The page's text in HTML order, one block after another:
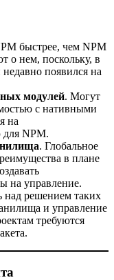
быстрее, чем NPM
о нем, поскольку, в
появился на
модулей. Могут
с нативными
на
NPM.
. Глобальное
в плане
на управление.
над решением таких
и управление
требуются